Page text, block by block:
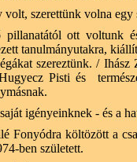
szerettünk volna
pillanatától ott
tanulmányutakra,
szereztünk. /
Pisti és
igényeinknek - és a
Fonyódra költözött a
ben született.